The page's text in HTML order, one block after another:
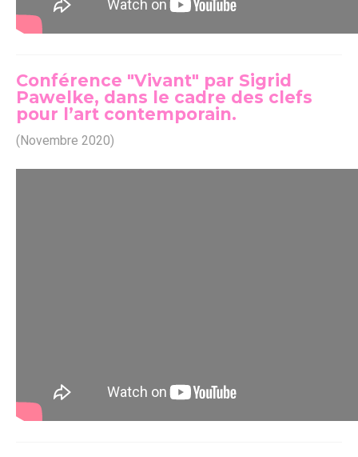
Conférence "Vivant" par Sigrid
Pawelke, dans le cadre des clefs
pour l’art contemporain.
(Novembre 2020)